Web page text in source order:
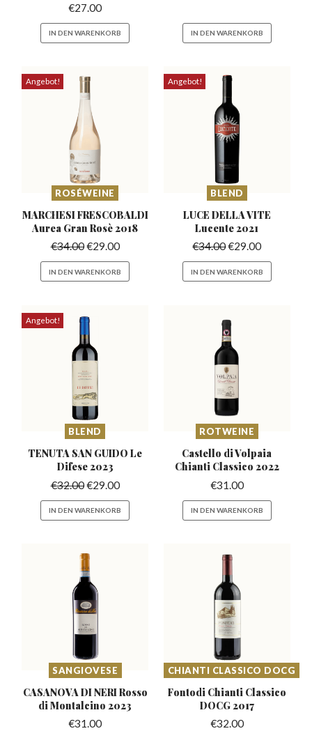
€27.00
IN DEN WARENKORB IN DEN WARENKORB
Angebot!
ROSÉWEINE
MARCHESI FRESCOBALDI
Aurea Gran Rosè 2018
€34.00€29.00
IN DEN WARENKORB
Angebot!
BLEND
LUCE DELLA VITE
Lucente 2021
€34.00€29.00
IN DEN WARENKORB
Angebot!
BLEND
TENUTA SAN GUIDOLe
Difese 2023
€32.00€29.00
IN DEN WARENKORB
ROTWEINE
Castello di Volpaia
Chianti Classico 2022
€31.00
IN DEN WARENKORB
SANGIOVESE
CASANOVA DI NERI Rosso
di Montalcino 2023
€31.00
CHIANTI CLASSICO DOCG
Fontodi Chianti Classico
DOCG 2017
€32.00